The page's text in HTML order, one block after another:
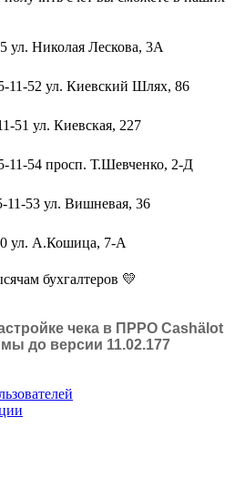
ул. Николая Лескова, 3А
11-52 ул. Киевский Шлях, 86
51 ул. Киевская, 227
11-54 просп. Т.Шевченко, 2-Д
53 ул. Вишневая, 36
ул. А.Кошица, 7-А
бухгалтеров 💛
чека в ПРРО Cashӓlot
до версии 11.02.177